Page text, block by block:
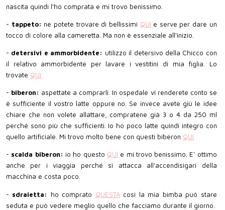
nascita quindi l'ho comprata e mi trovo benissimo.
- tappeto: ne potete trovare di bellissimi QUI e serve per dare un
tocco di colore alla cameretta. Ma non è essenziale all'inizio.
- detersivi e ammorbidente: utilizzo il detersivo della Chicco con
il relativo ammorbidente per lavare i vestitini di mia figlia. Lo
trovate QUI
- biberon: aspettate a comprarli. In ospedale vi renderete conto se
è sufficiente il vostro latte oppure no. Se invece avete giù le idee
chiare che non volete allattare, compratene già 3 o 4 da 250 ml
perché sono più che sufficienti. Io ho poco latte quindi integro con
quello artificiale. Mi trovo molto bene con questi biberon QUI
- scalda biberon: io ho questo QUI e mi trovo benissimo. E' ottimo
anche per i viaggia perché si attacca all'accendisigari della
macchina e costa poco.
- sdraietta: ho comprato QUESTAcosì la mia bimba può stare
seduta e può vedere meglio quello che facciamo durante il giorno.